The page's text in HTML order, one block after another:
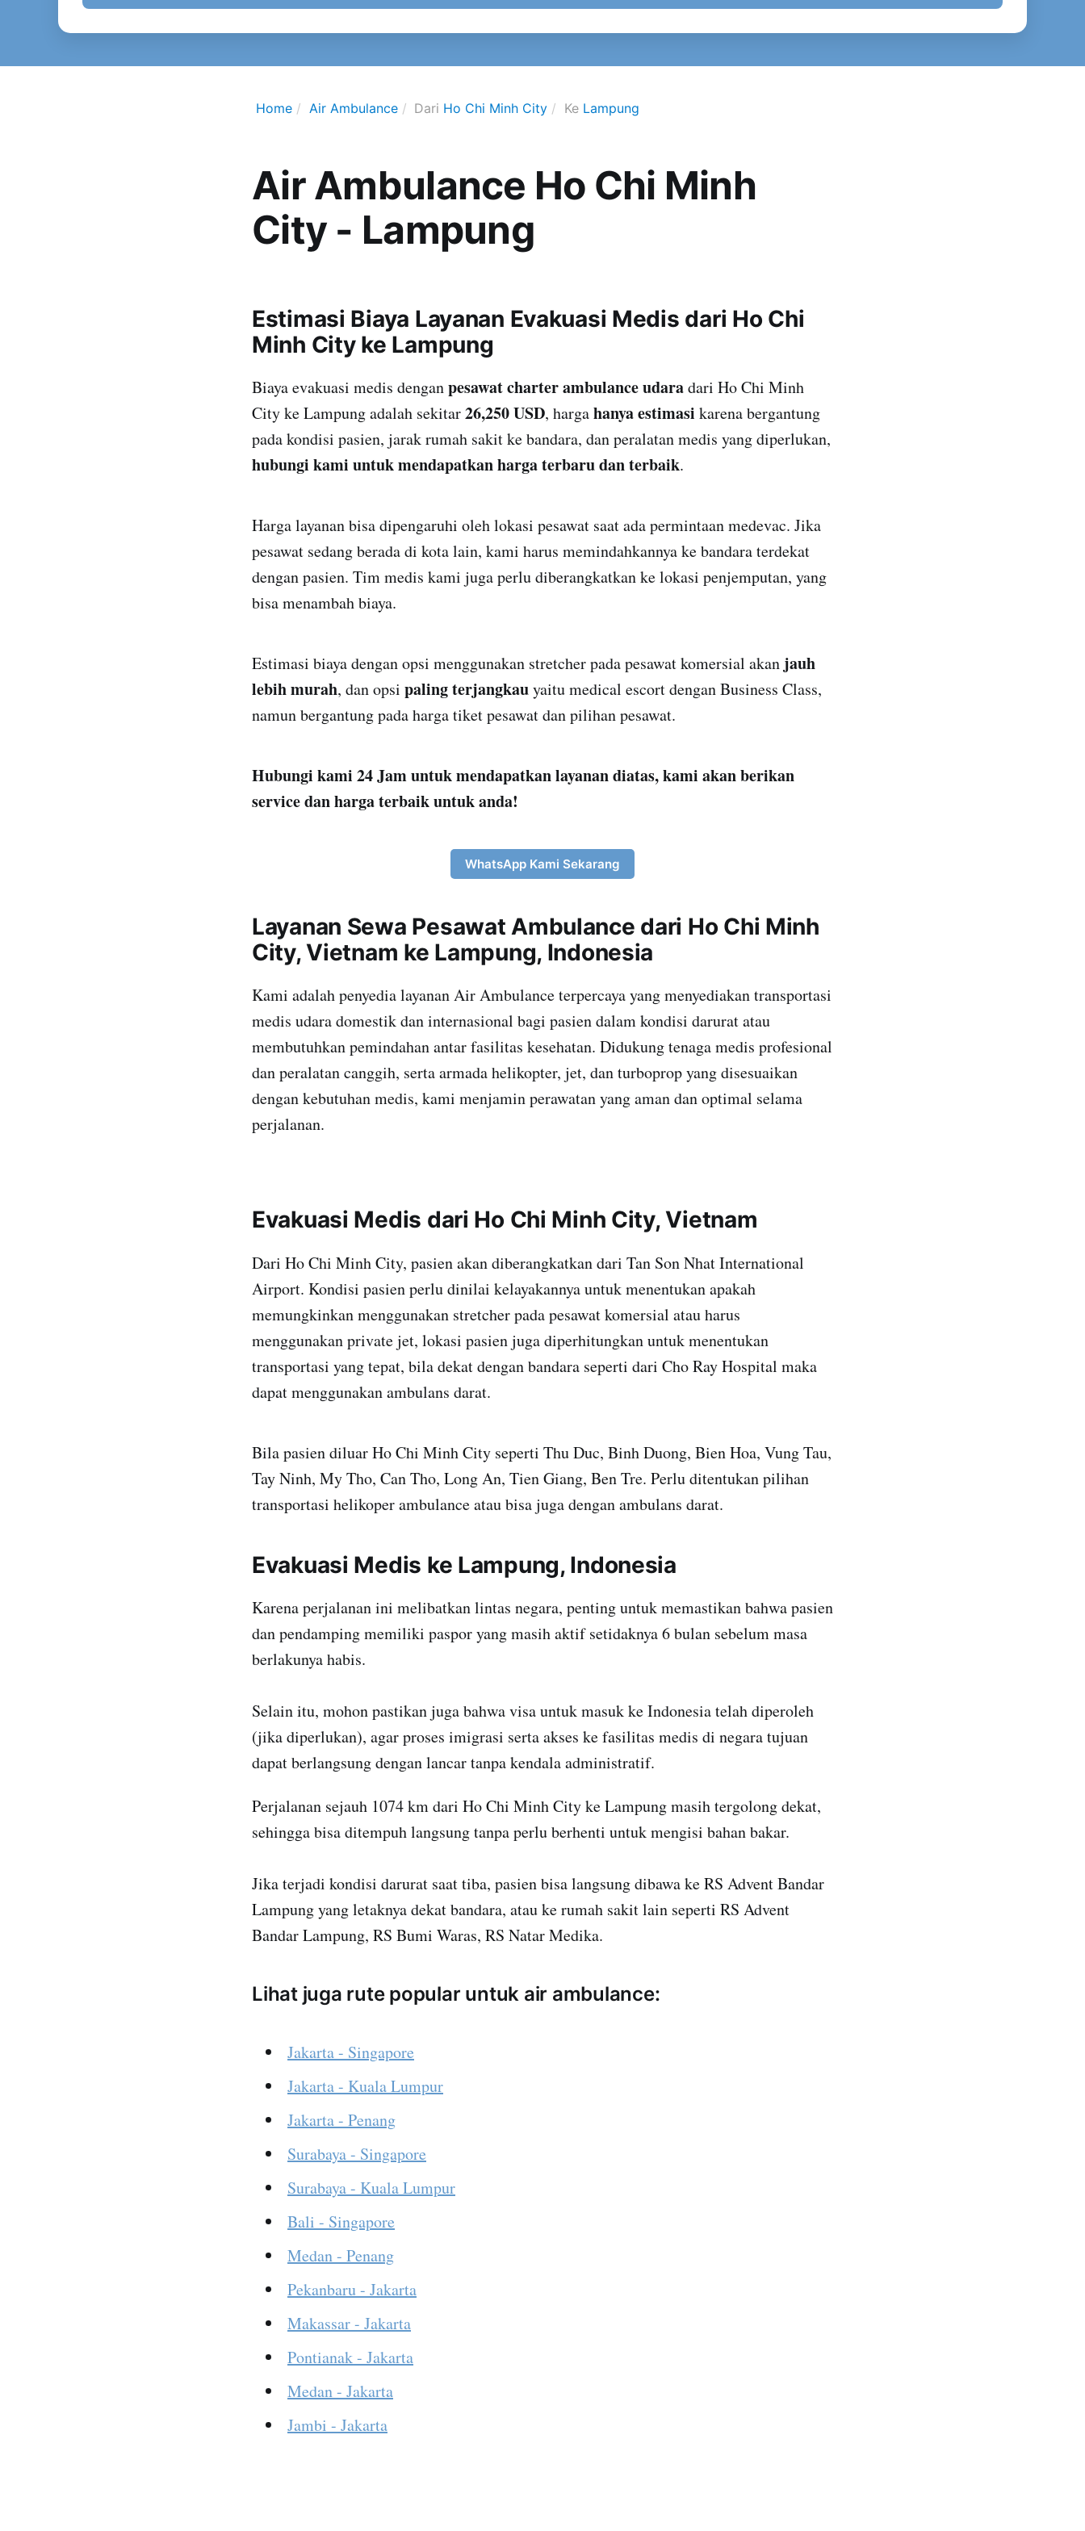
Home Air Ambulance Dari Ho Chi Minh City Ke Lampung
Air Ambulance Ho Chi Minh
City - Lampung
Estimasi Biaya Layanan Evakuasi Medis dari Ho Chi
Minh City ke Lampung
Biaya evakuasi medis denganpesawat charter ambulance udaradari Ho Chi Minh
City ke Lampung adalah sekitar26,250 USD, hargahanya estimasi karena bergantung
pada kondisi pasien, jarak rumah sakit ke bandara, dan peralatan medis yang diperlukan,
hubungi kami untuk mendapatkan harga terbaru dan terbaik.
Harga layanan bisa dipengaruhi oleh lokasi pesawat saat ada permintaan medevac. Jika
pesawat sedang berada di kota lain, kami harus memindahkannya ke bandara terdekat
dengan pasien. Tim medis kami juga perlu diberangkatkan ke lokasi penjemputan, yang
bisa menambah biaya.
Estimasi biaya dengan opsi menggunakan stretcher pada pesawat komersial akan jauh
lebih murah, dan opsi paling terjangkauyaitu medical escort dengan Business Class,
namun bergantung pada harga tiket pesawat dan pilihan pesawat.
Hubungi kami 24 Jam untuk mendapatkan layanan diatas, kami akan berikan
service dan harga terbaik untuk anda!
WhatsApp Kami Sekarang
Layanan Sewa Pesawat Ambulance dari Ho Chi Minh
City, Vietnam ke Lampung, Indonesia
Kami adalah penyedia layanan Air Ambulance terpercaya yang menyediakan transportasi
medis udara domestik dan internasional bagi pasien dalam kondisi darurat atau
membutuhkan pemindahan antar fasilitas kesehatan. Didukung tenaga medis profesional
dan peralatan canggih, serta armada helikopter, jet, dan turboprop yang disesuaikan
dengan kebutuhan medis, kami menjamin perawatan yang aman dan optimal selama
perjalanan.
Evakuasi Medis dari Ho Chi Minh City, Vietnam
Dari Ho Chi Minh City, pasien akan diberangkatkan dari Tan Son Nhat International
Airport. Kondisi pasien perlu dinilai kelayakannya untuk menentukan apakah
memungkinkan menggunakan stretcher pada pesawat komersial atau harus
menggunakan private jet, lokasi pasien juga diperhitungkan untuk menentukan
transportasi yang tepat, bila dekat dengan bandara seperti dari Cho Ray Hospital maka
dapat menggunakan ambulans darat.
Bila pasien diluar Ho Chi Minh City seperti Thu Duc, Binh Duong, Bien Hoa, Vung Tau,
Tay Ninh, My Tho, Can Tho, Long An, Tien Giang, Ben Tre. Perlu ditentukan pilihan
transportasi helikoper ambulance atau bisa juga dengan ambulans darat.
Evakuasi Medis ke Lampung, Indonesia
Karena perjalanan ini melibatkan lintas negara, penting untuk memastikan bahwa pasien
dan pendamping memiliki paspor yang masih aktif setidaknya 6 bulan sebelum masa
berlakunya habis.
Selain itu, mohon pastikan juga bahwa visa untuk masuk ke Indonesia telah diperoleh
(jika diperlukan), agar proses imigrasi serta akses ke fasilitas medis di negara tujuan
dapat berlangsung dengan lancar tanpa kendala administratif.
Perjalanan sejauh 1074 km dari Ho Chi Minh City ke Lampung masih tergolong dekat,
sehingga bisa ditempuh langsung tanpa perlu berhenti untuk mengisi bahan bakar.
Jika terjadi kondisi darurat saat tiba, pasien bisa langsung dibawa ke RS Advent Bandar
Lampung yang letaknya dekat bandara, atau ke rumah sakit lain seperti RS Advent
Bandar Lampung, RS Bumi Waras, RS Natar Medika.
Lihat juga rute popular untuk air ambulance:
Jakarta - Singapore
Jakarta - Kuala Lumpur
Jakarta - Penang
Surabaya - Singapore
Surabaya - Kuala Lumpur
Bali - Singapore
Medan - Penang
Pekanbaru - Jakarta
Makassar - Jakarta
Pontianak - Jakarta
Medan - Jakarta
Jambi - Jakarta